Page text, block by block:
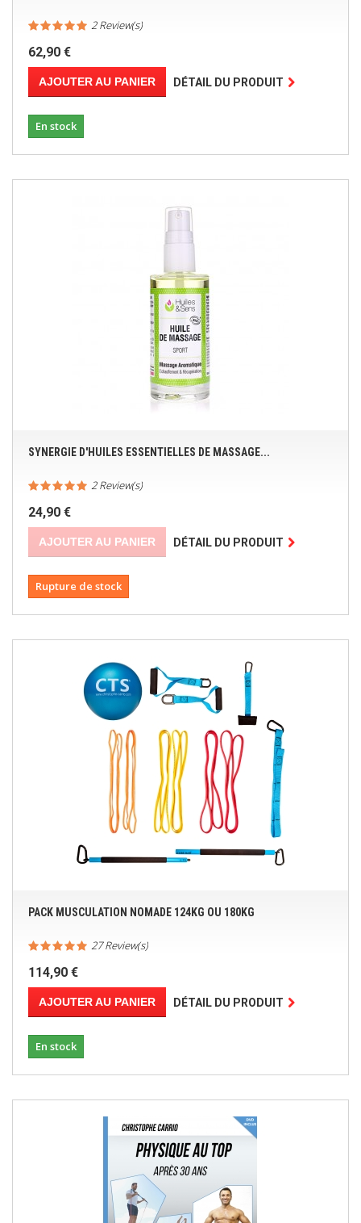
2 Review(s)
62,90 €
AJOUTER AU PANIER DÉTAIL DU PRODUIT
En stock
SYNERGIE D'HUILES ESSENTIELLES DE MASSAGE...
2 Review(s)
24,90 €
AJOUTER AU PANIER DÉTAIL DU PRODUIT
Rupture de stock
PACK MUSCULATION NOMADE 124KG OU 180KG
27 Review(s)
114,90 €
AJOUTER AU PANIER DÉTAIL DU PRODUIT
En stock